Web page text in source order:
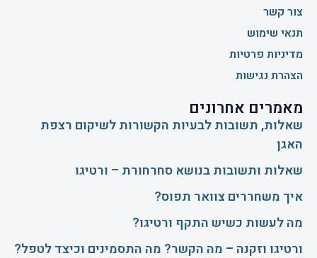
צור קשר
תנאי שימוש
מדיניות פרטיות
הצהרת נגישות
מאמרים אחרונים
שאלות, תשובות לבעיות הקשורות לשיקום רצפת
האגן
שאלות ותשובות בנושא סחרחורת – ורטיגו
איך משחררים צוואר תפוס?
​מה לעשות כשיש התקף ורטיגו?
ורטיגו וזקנה – מה הקשר? מה התסמינים וכיצד לטפל?